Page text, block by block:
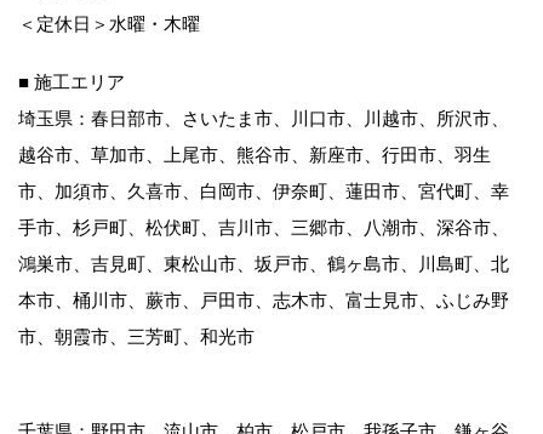
個人情報に関するお問合せ
お客様が、ご自身の個人情報の確認、修正、削除
理的な期間内に適切に対応いたします。
インターネット上のプライバシー
について
＜定休日＞水曜・木曜
■ 施工エリア
埼玉県：春日部市、さいたま市、川口市、川越市、所沢市、
越谷市、草加市、上尾市、熊谷市、新座市、行田市、羽生
市、加須市、久喜市、白岡市、伊奈町、蓮田市、宮代町、幸
手市、杉戸町、松伏町、吉川市、三郷市、八潮市、深谷市、
鴻巣市、吉見町、東松山市、坂戸市、鶴ヶ島市、川島町、北
本市、桶川市、蕨市、戸田市、志木市、富士見市、ふじみ野
市、朝霞市、三芳町、和光市